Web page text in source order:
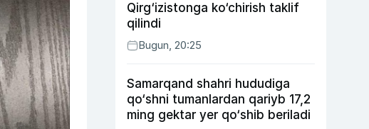
Qirg‘izistonga ko‘chirish taklif
qilindi
Bugun, 20:25
Samarqand shahri hududiga
qo‘shni tumanlardan qariyb 17,2
ming gektar yer qo‘shib beriladi